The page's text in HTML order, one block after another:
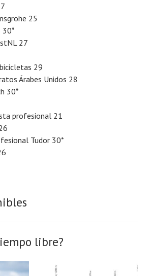
25
30*
27
29
Árabes Unidos 28
30*
profesional 21
Tudor 30*
libre?